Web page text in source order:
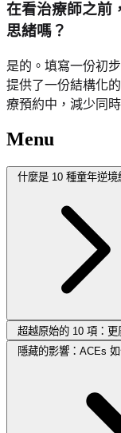
在看治療師之前
思緒嗎？
是的。填寫一份初
提供了一份結構化
療預約中，減少同
Menu
什麼是 10 種童年逆境
超越原始的 10 項：
隱藏的影響：ACEs